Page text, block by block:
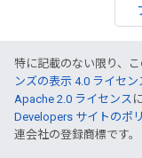
特に記載のない限り、
ンズの表示 4.0 ライセン
Apache 2.0 ライセンス
Developers サイトのポ
連会社の登録商標です。